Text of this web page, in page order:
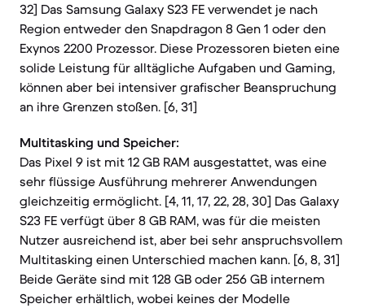
32] Das Samsung Galaxy S23 FE verwendet je nach
Region entweder den Snapdragon 8 Gen 1 oder den
Exynos 2200 Prozessor. Diese Prozessoren bieten eine
solide Leistung für alltägliche Aufgaben und Gaming,
können aber bei intensiver grafischer Beanspruchung
an ihre Grenzen stoßen. [6, 31]
Multitasking und Speicher:
Das Pixel 9 ist mit 12 GB RAM ausgestattet, was eine
sehr flüssige Ausführung mehrerer Anwendungen
gleichzeitig ermöglicht. [4, 11, 17, 22, 28, 30] Das Galaxy
S23 FE verfügt über 8 GB RAM, was für die meisten
Nutzer ausreichend ist, aber bei sehr anspruchsvollem
Multitasking einen Unterschied machen kann. [6, 8, 31]
Beide Geräte sind mit 128 GB oder 256 GB internem
Speicher erhältlich, wobei keines der Modelle